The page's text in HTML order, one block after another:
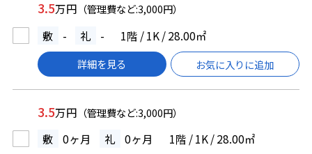
3.5万円 （管理費など:3,000円）
敷 - 礼 - 1階 / 1K / 28.00㎡
詳細を見る お気に入りに追加
3.5万円 （管理費など:3,000円）
敷 0ヶ月 礼 0ヶ月 1階 / 1K / 28.00㎡